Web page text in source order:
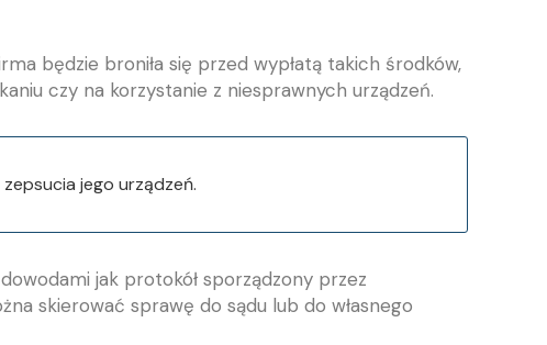
będzie broniła się przed wypłatą takich środków,
czy na korzystanie z niesprawnych urządzeń.
jego urządzeń.
jak protokół sporządzony przez
skierować sprawę do sądu lub do własnego